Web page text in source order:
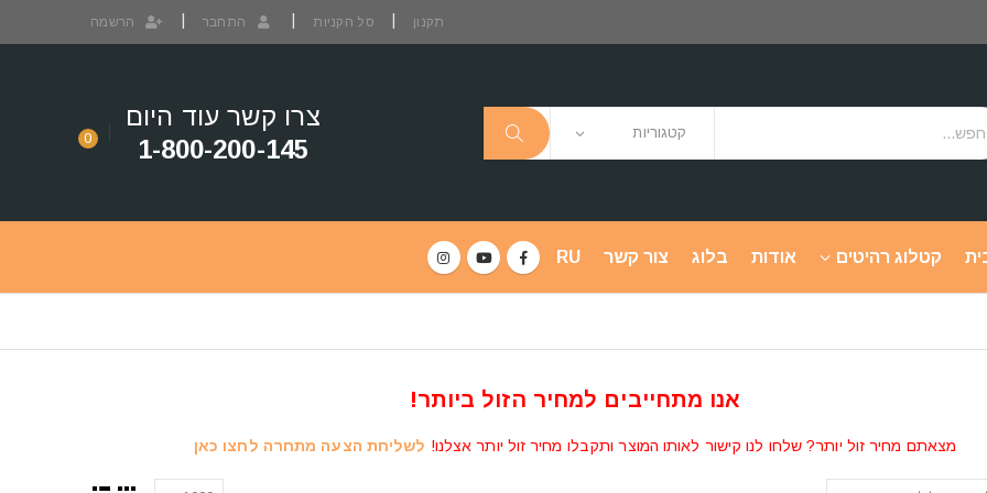
תקנון סל הקניות התחבר הרשמה
קטגוריות
צרו קשר עוד היום
1-800-200-145
0
קטלוג רהיטים אודות בלוג צור קשר RU
אנו מתחייבים למחיר הזול ביותר!
מצאתם מחיר זול יותר? שלחו לנו קישור לאותו המוצר ותקבלו מחיר זול יותר אצלנו! לשליחת הצעה מתחרה לחצו כאן